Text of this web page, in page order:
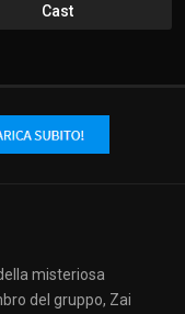
Cast
misteriosa
del gruppo, Zai